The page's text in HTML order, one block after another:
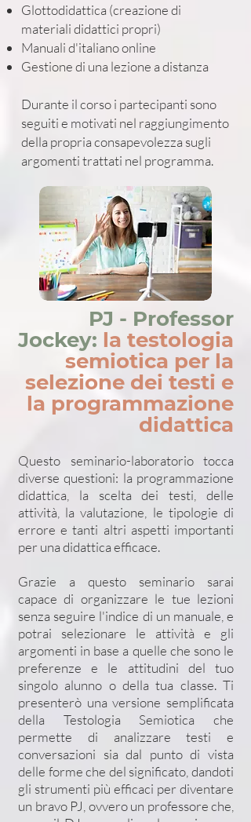
Glottodidattica (creazione di
materiali didattici propri)
Manuali d'italiano online
Gestione di una lezione a distanza
Durante il corso i partecipanti sono
seguiti e motivati nel raggiungimento
della propria consapevolezza sugli
argomenti trattati nel programma.
PJ - Professor
Jockey: la testologia
semiotica per la
selezione dei testi e
la programmazione
didattica
Questo seminario-laboratorio tocca
diverse questioni: la programmazione
didattica, la scelta dei testi, delle
attività, la valutazione, le tipologie di
errore e tanti altri aspetti importanti
per una didattica efficace.
Grazie a questo seminario sarai
capace di organizzare le tue lezioni
senza seguire l'indice di un manuale, e
potrai selezionare le attività e gli
argomenti in base a quelle che sono le
preferenze e le attitudini del tuo
singolo alunno o della tua classe. Ti
presenterò una versione semplificata
della Testologia Semiotica che
permette di analizzare testi e
conversazioni sia dal punto di vista
delle forme che del significato, dandoti
gli strumenti più efficaci per diventare
un bravo PJ, ovvero un professore che,